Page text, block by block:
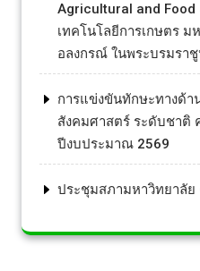
Agricultural and
เทคโนโลยีการเกษตร ม
อลงกรณ์ ในพระบรมรา
การแข่งขันทักษะทางด้
สังคมศาสตร์ ระดับชาติ
ปีงบประมาณ 2569
ประชุมสภามหาวิทยาลัย